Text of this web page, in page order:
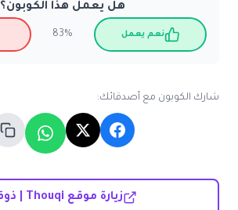
هل يعمل هذا الكوبون؟
نعم يعمل 83%
شارك الكوبون مع أصدقائك:
زيارة موقع Thouqi | ذوقي